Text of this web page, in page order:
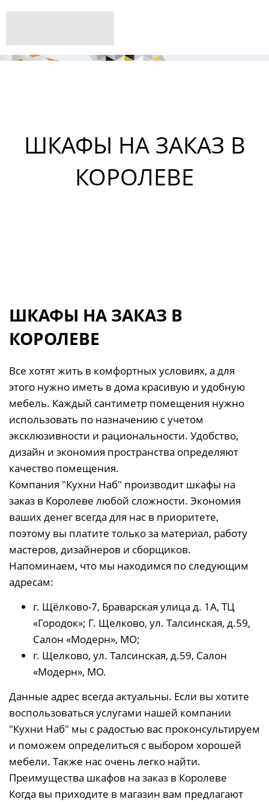
ШКАФЫ НА ЗАКАЗ В
КОРОЛЕВЕ
ШКАФЫ НА ЗАКАЗ В
КОРОЛЕВЕ
Все хотят жить в комфортных условиях, а для
этого нужно иметь в дома красивую и удобную
мебель. Каждый сантиметр помещения нужно
использовать по назначению с учетом
эксклюзивности и рациональности. Удобство,
дизайн и экономия пространства определяют
качество помещения.
Компания "Кухни Наб" производит шкафы на
заказ в Королеве любой сложности. Экономия
ваших денег всегда для нас в приоритете,
поэтому вы платите только за материал, работу
мастеров, дизайнеров и сборщиков.
Напоминаем, что мы находимся по следующим
адресам:
г. Щёлково-7, Браварская улица д. 1А, ТЦ
«Городок»; Г. Щелково, ул. Талсинская, д.59,
Салон «Модерн», МО;
г. Щелково, ул. Талсинская, д.59, Салон
«Модерн», МО.
Данные адрес всегда актуальны. Если вы хотите
воспользоваться услугами нашей компании
"Кухни Наб" мы с радостью вас проконсультируем
и поможем определиться с выбором хорошей
мебели. Также нас очень легко найти.
Преимущества шкафов на заказ в Королеве
Когда вы приходите в магазин вам предлагают